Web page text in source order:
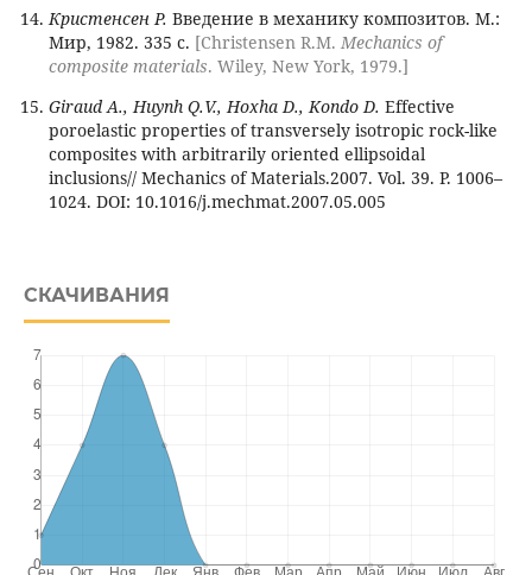
Кристенсен Р. Введение в механику композитов. М.:
Мир, 1982. 335 с. [Christensen R.M. Mechanics of
composite materials. Wiley, New York, 1979.]
Giraud A., Huynh Q.V., Hoxha D., Kondo D. Effective
poroelastic properties of transversely isotropic rock-like
composites with arbitrarily oriented ellipsoidal
inclusions// Mechanics of Materials.2007. Vol. 39. P. 1006–
1024. DOI: 10.1016/j.mechmat.2007.05.005
СКАЧИВАНИЯ